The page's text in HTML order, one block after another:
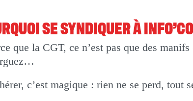
SE SYNDIQUER À
que la CGT, ce n’est pas que des manifs
c’est magique : rien ne se perd, tout